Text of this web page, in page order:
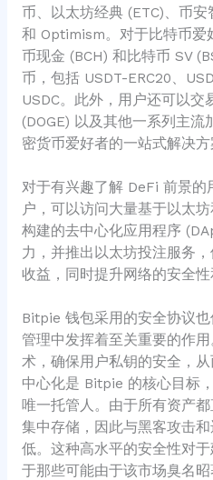
币、以太坊经典 (ETC)、币
和 Optimism。对于比特币
币现金 (BCH) 和比特币 SV
币，包括 USDT-ERC20、
USDC。此外，用户还可以交
(DOGE) 以及其他一系列主
密货币爱好者的一站式解决方
对于有兴趣了解 DeFi 前景
户，可以访问大量基于以太
构建的去中心化应用程序
力，并推出以太坊投注服务
收益，同时提升网络的安全性
Bitpie 钱包采用的安全协议
管理中发挥着至关重要的作
术，确保用户私钥的安全，
中心化是 Bitpie 的核心目标
唯一托管人。由于所有资产
集中存储，因此与黑客攻击
低。这种高水平的安全性对
于那些可能由于该市场臭名